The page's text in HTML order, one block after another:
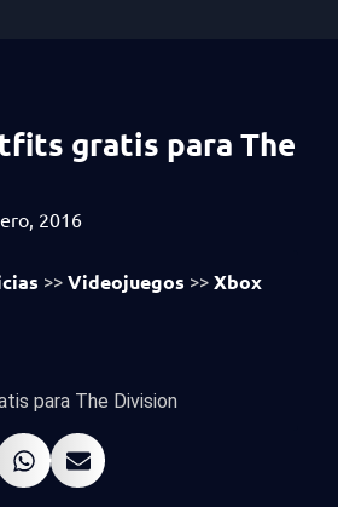
gratis para The
2016
>> Videojuegos >> Xbox
para The Division